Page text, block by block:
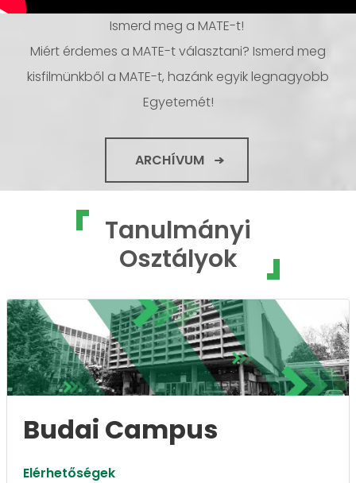
Ismerd meg a MATE-t!
Miért érdemes a MATE-t választani? Ismerd meg
kisfilmünkből a MATE-t, hazánk egyik legnagyobb
Egyetemét!
ARCHÍVUM
Tanulmányi
Osztályok
Budai Campus
Elérhetőségek